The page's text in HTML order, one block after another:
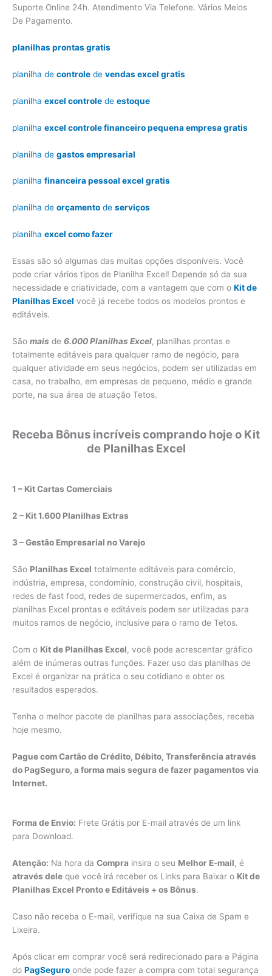
Suporte Online 24h. Atendimento Via Telefone. Vários Meios
De Pagamento.
planilhas prontas gratis
planilha de controle de vendas excel gratis
planilha excel controle de estoque
planilha excel controle financeiro pequena empresa gratis
planilha de gastos empresarial
planilha financeira pessoal excel gratis
planilha de orçamento de serviços
planilha excel como fazer
Essas são só algumas das muitas opções disponíveis. Você
pode criar vários tipos de Planilha Excel! Depende só da sua
necessidade e criatividade, com a vantagem que com o Kit de
Planilhas Excel você já recebe todos os modelos prontos e
editáveis.
São mais de 6.000 Planilhas Excel, planilhas prontas e
totalmente editáveis para qualquer ramo de negócio, para
qualquer atividade em seus negócios, podem ser utilizadas em
casa, no trabalho, em empresas de pequeno, médio e grande
porte, na sua área de atuação Tetos.
Receba Bônus incríveis comprando hoje o Kit
de Planilhas Excel
1 – Kit Cartas Comerciais
2 – Kit 1.600 Planilhas Extras
3 – Gestão Empresarial no Varejo
São Planilhas Excel totalmente editáveis para comércio,
indústria, empresa, condomínio, construção civil, hospitais,
redes de fast food, redes de supermercados, enfim, as
planilhas Excel prontas e editáveis podem ser utilizadas para
muitos ramos de negócio, inclusive para o ramo de Tetos.
Com o Kit de Planilhas Excel, você pode acrescentar gráfico
além de inúmeras outras funções. Fazer uso das planilhas de
Excel é organizar na prática o seu cotidiano e obter os
resultados esperados.
Tenha o melhor pacote de planilhas para associações, receba
hoje mesmo.
Pague com Cartão de Crédito, Débito, Transferência através
do PagSeguro, a forma mais segura de fazer pagamentos via
Internet.
Forma de Envio: Frete Grátis por E-mail através de um link
para Download.
Atenção: Na hora da Compra insira o seu Melhor E-mail, é
através dele que você irá receber os Links para Baixar o Kit de
Planilhas Excel Pronto e Editáveis + os Bônus.
Caso não receba o E-mail, verifique na sua Caixa de Spam e
Lixeira.
Após clicar em comprar você será redirecionado para a Página
do PagSeguro onde pode fazer a compra com total segurança